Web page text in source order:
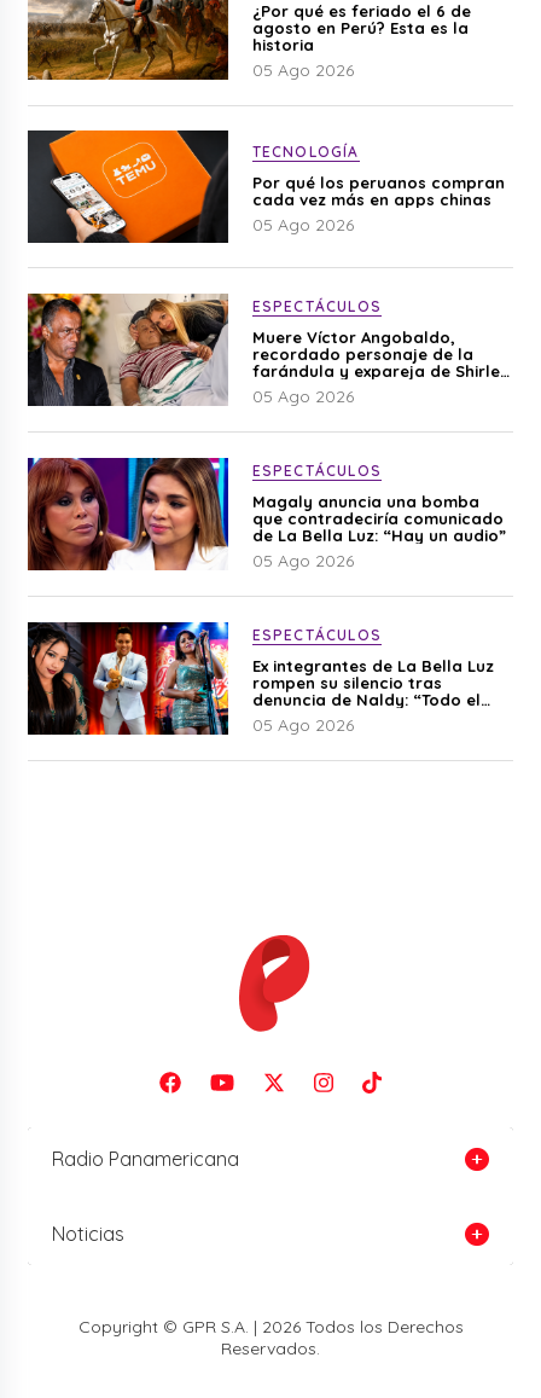
¿Por qué es feriado el 6 de
agosto en Perú? Esta es la
historia
05 Ago 2026
TECNOLOGÍA
Por qué los peruanos compran
cada vez más en apps chinas
05 Ago 2026
ESPECTÁCULOS
Muere Víctor Angobaldo,
recordado personaje de la
farándula y expareja de Shirley
Cherres
05 Ago 2026
ESPECTÁCULOS
Magaly anuncia una bomba
que contradeciría comunicado
de La Bella Luz: “Hay un audio”
05 Ago 2026
ESPECTÁCULOS
Ex integrantes de La Bella Luz
rompen su silencio tras
denuncia de Naldy: “Todo el
mundo lo sabía”
05 Ago 2026
Radio Panamericana
Noticias
Copyright © GPR S.A. | 2026 Todos los Derechos
Reservados.